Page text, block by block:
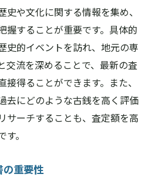
や文化に関する情報を集め、
握することが重要です。具体的
史的イベントを訪れ、地元の専
交流を深めることで、最新の査
得ることができます。また、
去にどのような古銭を高く評価
サーチすることも、査定額を高
。
の重要性